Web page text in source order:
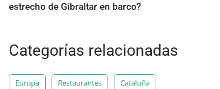
estrecho de Gibraltar en barco?
Categorías relacionadas
Europa Restaurantes Cataluña